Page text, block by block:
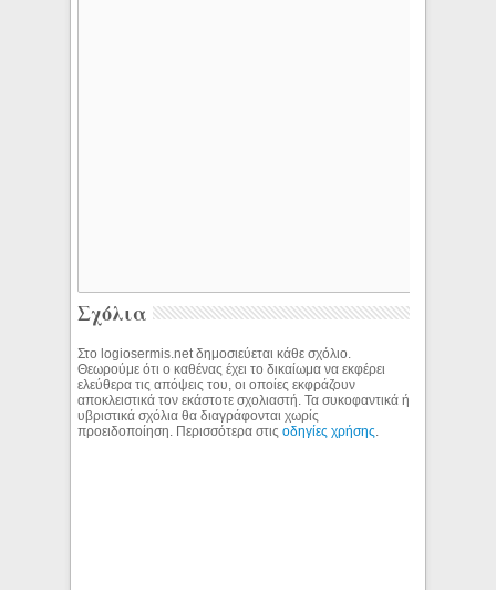
Σχόλια
Στο logiosermis.net δημοσιεύεται κάθε σχόλιο.
Θεωρούμε ότι ο καθένας έχει το δικαίωμα να εκφέρει
ελεύθερα τις απόψεις του, οι οποίες εκφράζουν
αποκλειστικά τον εκάστοτε σχολιαστή. Τα συκοφαντικά ή
υβριστικά σχόλια θα διαγράφονται χωρίς
προειδοποίηση. Περισσότερα στιςοδηγίες χρήσης